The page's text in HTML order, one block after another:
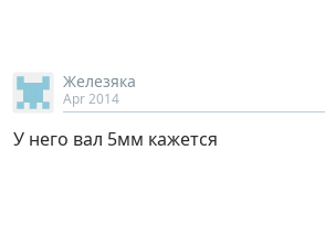
Железяка
Apr 2014
У него вал 5мм кажется